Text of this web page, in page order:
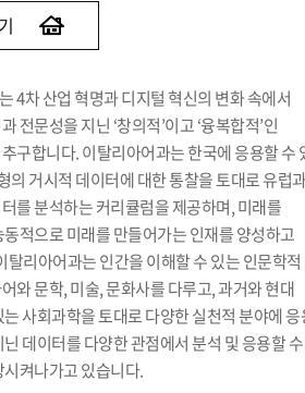
4차 산업 혁명과 디지털 혁신의 변화 속에서
전문성을 지닌 ‘창의적’이고 ‘융복합적’인
구합니다. 이탈리아어과는 한국에 응용할 수
의 거시적 데이터에 대한 통찰을 토대로 유럽
를 분석하는 커리큘럼을 제공하며, 미래를
적으로 미래를 만들어가는 인재를 양성하고
탈리아어과는 인간을 이해할 수 있는 인문학적
와 문학, 미술, 문화사를 다루고, 과거와 현대
사회과학을 토대로 다양한 실천적 분야에
데이터를 다양한 관점에서 분석 및 응용할 수
켜나가고 있습니다.